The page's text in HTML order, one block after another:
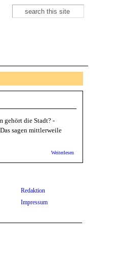
Suchformular
Suche
gehört die Stadt? -
sagen mittlerweile
Weiterlesen
Redaktion
Impressum